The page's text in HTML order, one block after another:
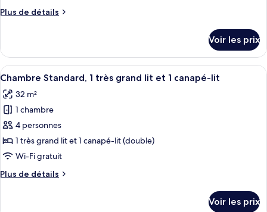
chambre :
lits
Plus de détails
Plus
le
type
de
Chambre,
plusieurs
lits
Voir les prix
Afficher
toutes
les
photos
pour
ce
type
chambre :
Chambre Standard, 1 très grand lit
1
Chambre Standard, 1 très grand lit et 1 canapé-lit
32 m²
1 chambre
4 personnes
1 très grand lit et 1 canapé-lit (double)
Wi-Fi gratuit
Plus de détails
Plus
Voir les prix